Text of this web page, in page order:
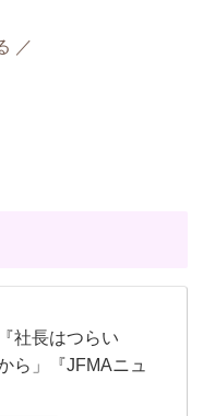
社長はつらい
ら」『JFMAニュ